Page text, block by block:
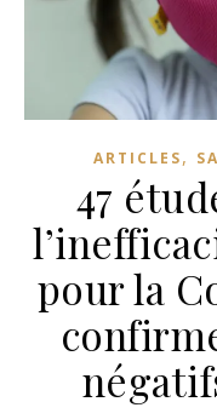
ARTICLES,
47
pour la